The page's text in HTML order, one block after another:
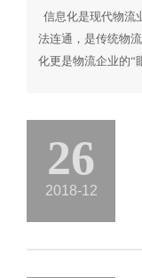
信息化是现代物流
法连通，是传统物
化更是物流企业的“
26
2018-12